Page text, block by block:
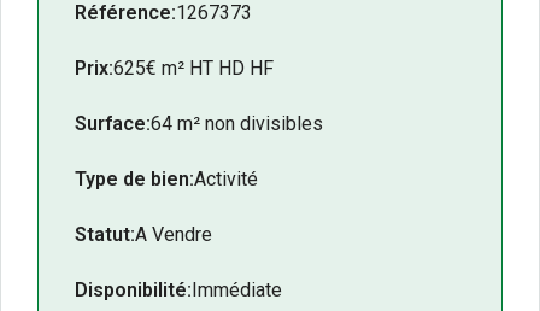
Référence:1267373
Prix:625€ m² HT HD HF
Surface:64 m² non divisibles
Type de bien:Activité
Statut:A Vendre
Disponibilité:Immédiate